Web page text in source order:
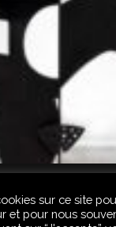
sur ce site
et pour nous